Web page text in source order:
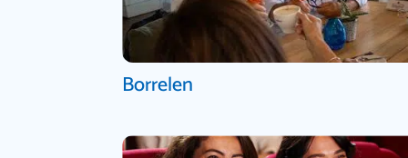
Borrelen